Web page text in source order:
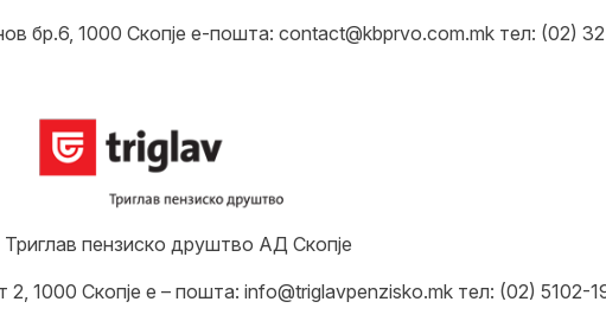
бр.6, 1000 Скопје е-пошта: contact@kbprvo.com.mk тел: (02)
Триглав пензиско друштво АД Скопје
2, 1000 Скопје е – пошта: info@triglavpenzisko.mk тел: (02) 5102-